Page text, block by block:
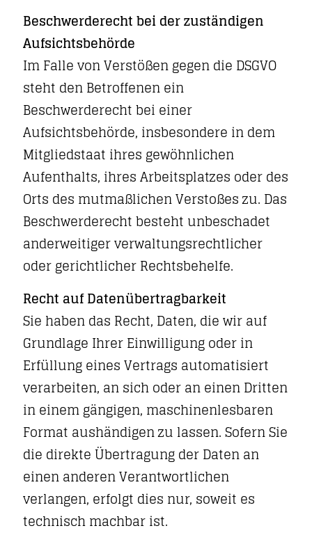
Beschwerderecht bei der zuständigen
Aufsichtsbehörde
Im Falle von Verstößen gegen die DSGVO
steht den Betroffenen ein
Beschwerderecht bei einer
Aufsichtsbehörde, insbesondere in dem
Mitgliedstaat ihres gewöhnlichen
Aufenthalts, ihres Arbeitsplatzes oder des
Orts des mutmaßlichen Verstoßes zu. Das
Beschwerderecht besteht unbeschadet
anderweitiger verwaltungsrechtlicher
oder gerichtlicher Rechtsbehelfe.
Recht auf Daten­übertrag­barkeit
Sie haben das Recht, Daten, die wir auf
Grundlage Ihrer Einwilligung oder in
Erfüllung eines Vertrags automatisiert
verarbeiten, an sich oder an einen Dritten
in einem gängigen, maschinenlesbaren
Format aushändigen zu lassen. Sofern Sie
die direkte Übertragung der Daten an
einen anderen Verantwortlichen
verlangen, erfolgt dies nur, soweit es
technisch machbar ist.